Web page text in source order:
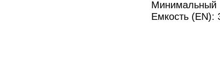
Минимальный
Емкость (EN):